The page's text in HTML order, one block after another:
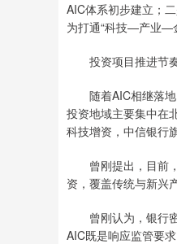
AIC体系初步建立；
为打通“科技—产业—
投资项目推进节
随着AIC相继落地
投资地域主要集中在
科技增资，中信银行
曾刚提出，目前，
资，覆盖传统与新兴
曾刚认为，银行密
AIC既是响应监管要